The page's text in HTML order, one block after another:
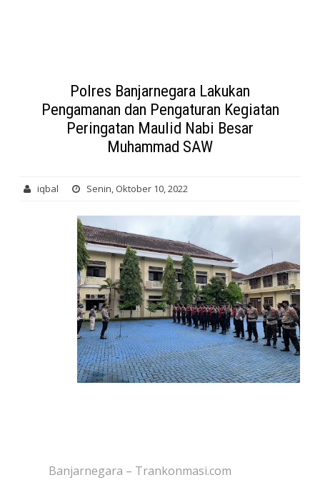
Polres Banjarnegara Lakukan
Pengamanan dan Pengaturan Kegiatan
Peringatan Maulid Nabi Besar
Muhammad SAW
iqbal Senin, Oktober 10, 2022
Banjarnegara – Trankonmasi.com